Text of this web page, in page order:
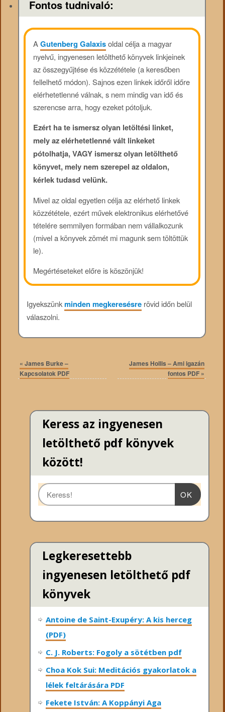
Fontos tudnivaló:
AGutenberg Galaxisoldal célja a magyar
nyelvű, ingyenesen letölthető könyvek linkjeinek
az összegyűjtése és közzététele (a keresőben
fellelhető módon). Sajnos ezen linkek időről időre
elérhetetlenné válnak, s nem mindig van idő és
szerencse arra, hogy ezeket pótoljuk.
Ezért ha te ismersz olyan letöltési linket,
mely az elérhetetlenné vált linkeket
pótolhatja, VAGY ismersz olyan letölthető
könyvet, mely nem szerepel az oldalon,
kérlek tudasd velünk.
Mivel az oldal egyetlen célja az elérhető linkek
közzététele, ezért művek elektronikus elérhetővé
tételére semmilyen formában nem vállalkozunk
(mivel a könyvek zömét mi magunk sem töltöttük
le).
Megértéseteket előre is köszönjük!
Igyekszünkminden megkeresésrerövid időn belül
válaszolni.
« James Burke –
Kapcsolatok PDF
James Hollis – Ami igazán
fontos PDF »
Keress az ingyenesen
letölthető pdf könyvek
között!
OK
Legkeresettebb
ingyenesen letölthető pdf
könyvek
Antoine de Saint-Exupéry: A kis herceg
(PDF)
C. J. Roberts: Fogoly a sötétben pdf
Choa Kok Sui: Meditációs gyakorlatok a
lélek feltárására PDF
Fekete István: A Koppányi Aga